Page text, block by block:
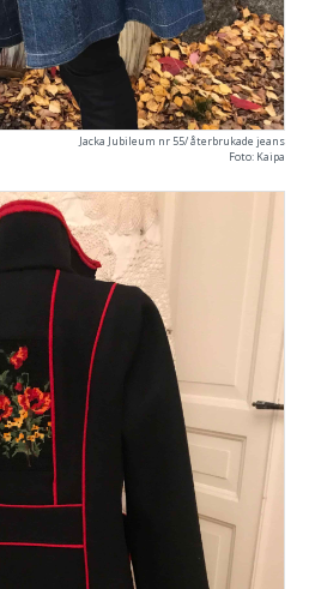
Jacka Jubileum nr 55/ återbrukade jeans
Foto: Kaipa